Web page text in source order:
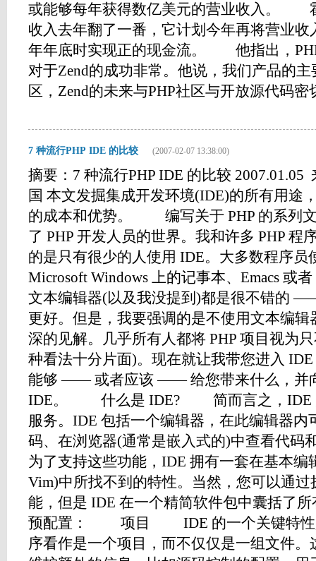
或能够每年获得数亿美元的营业收入。
收入去年翻了一番，它计划今年再将营业收
年年底时实现正的现金流。 他指出，
对于Zend的成功非常。他说，我们产品的
区，Zend的未来与PHP社区与开放源代码密
7 种流行PHP IDE 的比较 (2007-02-07 13:38:00)
摘要：7 种流行PHP IDE 的比较 2007.01.05
国 本文发掘集成开发环境(IDE)的所有用途
的成本和优势。 编写关于 PHP 的系列文
了 PHP 开发人员的世界。我和许多 PHP 程
的是只有很少的人使用 IDE。大多数程序员
Microsoft Windows 上的记事本、Emacs
文本编辑器(以及我没提到)都是很不错的
更好。但是，我要强调的是不使用文本编辑
深的见解。几乎所有人都将 PHP 项目视为
种看法十分片面)。现在就让我带您进入
能够 —— 或者应该 —— 给您带来什么，并
IDE。 什么是 IDE? 简而言之，IDE
服务。IDE 包括一个编辑器，在此编辑器内
码、在浏览器(通常是嵌入式的)中查看代码
为了支持这些功能，IDE 拥有一套在基本编
Vim)中所找不到的特性。当然，您可以通
能，但是 IDE 在一个精简软件包中囊括了
预配置： 项目 IDE 的一个关键特性是
序看作是一个项目，而不仅仅是一组文